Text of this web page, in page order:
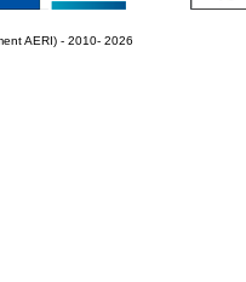
AERI) - 2010- 2026